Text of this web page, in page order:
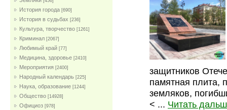
История города [690]
История в судьбах [236]
Культура, творчество [1261]
Криминал [2067]
Любимый край [77]
Медицина, здоровье [2410]
Мероприятия [2400]
Народный календарь [225]
Наука, образование [1244]
Общество [14928]
Официоз [978]
защитников
памятная плита,
земляков,
< ... Читать